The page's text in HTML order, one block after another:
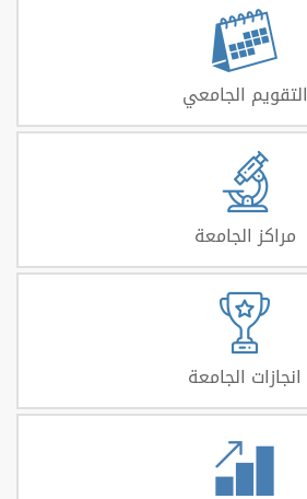
التقويم الجامعي
مراكز الجامعة
انجازات الجامعة